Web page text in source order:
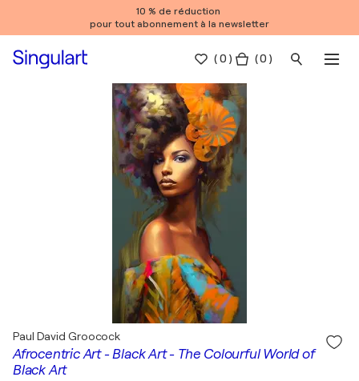
10 % de réduction
pour tout abonnement à la newsletter
(0 ) ( 0 )
Afrocentric Art - Black Art - The Colourful World of
Black Art
Paul David Groocock